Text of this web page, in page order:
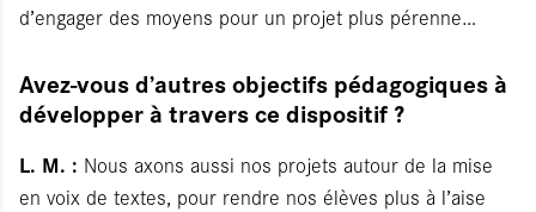
d’engager des moyens pour un projet plus pérenne…
Avez-vous d’autres objectifs pédagogiques à
développer à travers ce dispositif ?
L. M. : Nous axons aussi nos projets autour de la mise
en voix de textes, pour rendre nos élèves plus à l’aise